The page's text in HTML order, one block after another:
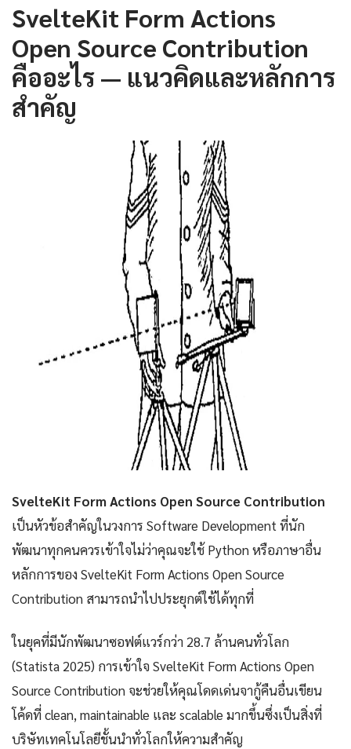
SvelteKit Form Actions
Open Source Contribution
คืออะไร — แนวคิดและหลักการ
สำคัญ
SvelteKit Form Actions Open Source Contribution
เป็นหัวข้อสำคัญในวงการ Software Development ที่นัก
พัฒนาทุกคนควรเข้าใจไม่ว่าคุณจะใช้ Python หรือภาษาอื่น
หลักการของ SvelteKit Form Actions Open Source
Contribution สามารถนำไปประยุกต์ใช้ได้ทุกที่
ในยุคที่มีนักพัฒนาซอฟต์แวร์กว่า 28.7 ล้านคนทั่วโลก
(Statista 2025) การเข้าใจ SvelteKit Form Actions Open
Source Contribution จะช่วยให้คุณโดดเด่นจากู้คืนอื่นเขียน
โค้ดที่ clean, maintainable และ scalable มากขึ้นซึ่งเป็นสิ่งที่
บริษัทเทคโนโลยีชั้นนำทั่วโลกให้ความสำคัญ